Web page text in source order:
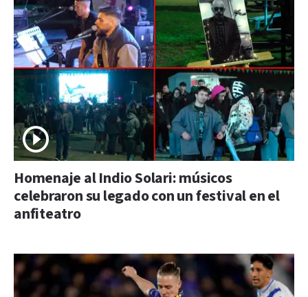
Homenaje al Indio Solari: músicos
celebraron su legado con un festival en el
anfiteatro